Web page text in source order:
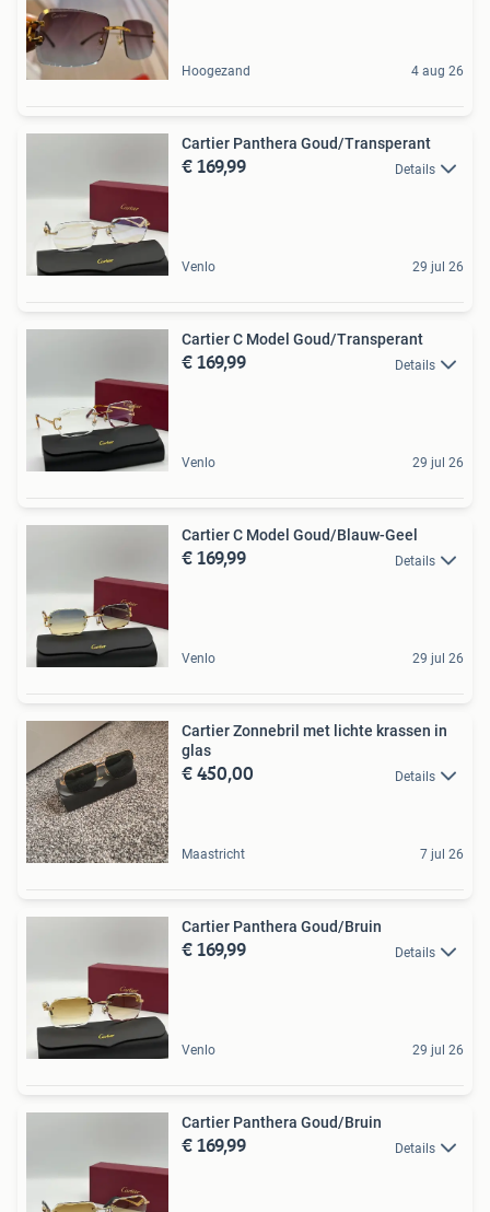
Hoogezand 4 aug 26
Cartier Panthera Goud/Transperant
€ 169,99 Details
Venlo 29 jul 26
Cartier C Model Goud/Transperant
€ 169,99 Details
Venlo 29 jul 26
Cartier C Model Goud/Blauw-Geel
€ 169,99 Details
Venlo 29 jul 26
Cartier Zonnebril met lichte krassen in
glas
€ 450,00 Details
Maastricht 7 jul 26
Cartier Panthera Goud/Bruin
€ 169,99 Details
Venlo 29 jul 26
Cartier Panthera Goud/Bruin
€ 169,99 Details